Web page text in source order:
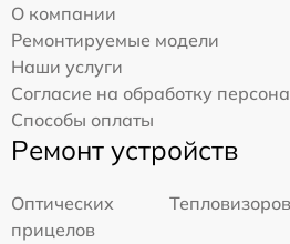
О компании
Ремонтируемые модели
Наши услуги
Согласие на обработку
Способы оплаты
Ремонт устройств
Оптических
прицелов
Тепловизоров